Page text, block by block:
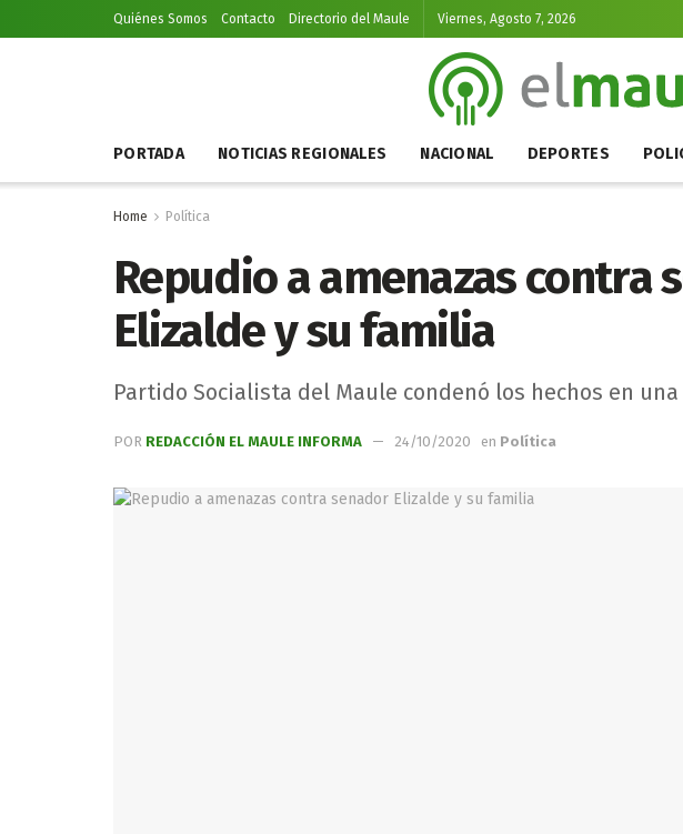
Quiénes Somos Contacto Directorio del Maule Viernes, Agosto 7, 2026
PORTADA NOTICIAS REGIONALES NACIONAL DEPORTES
Home Política
Repudio a amenazas contra
Elizalde y su familia
Partido Socialista del Maule condenó los hechos en
POR REDACCIÓN EL MAULE INFORMA 24/10/2020 en Política